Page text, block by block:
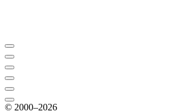
© 2000–2026